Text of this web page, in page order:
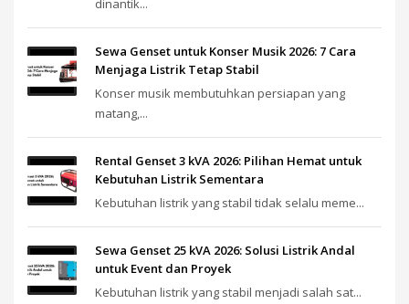
dinantik...
Sewa Genset untuk Konser Musik 2026: 7 Cara
Menjaga Listrik Tetap Stabil
Konser musik membutuhkan persiapan yang
matang,...
Rental Genset 3 kVA 2026: Pilihan Hemat untuk
Kebutuhan Listrik Sementara
Kebutuhan listrik yang stabil tidak selalu meme...
Sewa Genset 25 kVA 2026: Solusi Listrik Andal
untuk Event dan Proyek
Kebutuhan listrik yang stabil menjadi salah sat...